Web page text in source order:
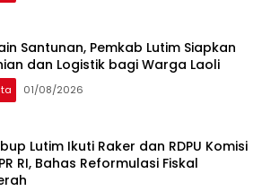
Santunan, Pemkab Lutim Siapkan
dan Logistik bagi Warga Laoli
01/08/2026
Lutim Ikuti Raker dan RDPU Komisi
RI, Bahas Reformulasi Fiskal